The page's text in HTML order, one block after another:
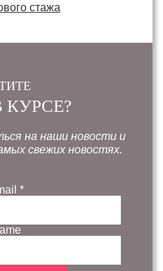
стажа
КУРСЕ?
на наши новости и
свежих новостях.
*